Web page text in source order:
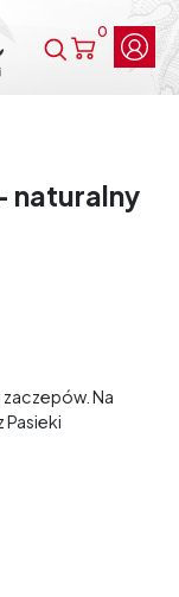
0
naturalny
Na
Pasieki